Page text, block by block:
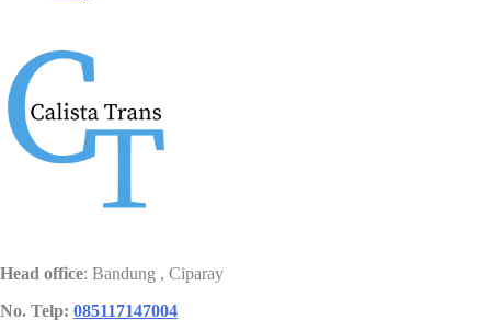
Head office: Bandung , Ciparay
No. Telp: 085117147004